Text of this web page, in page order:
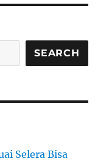
Kesehatan
Masyarakat
Global
SEARCH
Selera Bisa